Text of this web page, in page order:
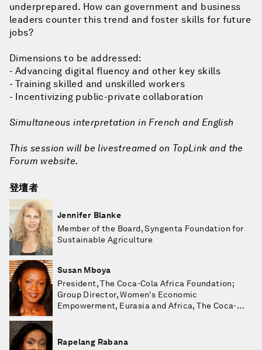
underprepared. How can government and business
leaders counter this trend and foster skills for future
jobs?
Dimensions to be addressed:
- Advancing digital fluency and other key skills
- Training skilled and unskilled workers
- Incentivizing public-private collaboration
Simultaneous interpretation in French and English
This session will be livestreamed on TopLink and the
Forum website.
登壇者
Jennifer Blanke
Member of the Board, Syngenta Foundation for
Sustainable Agriculture
Susan Mboya
President, The Coca-Cola Africa Foundation;
Group Director, Women's Economic
Empowerment, Eurasia and Africa, The Coca-
Rapelang Rabana